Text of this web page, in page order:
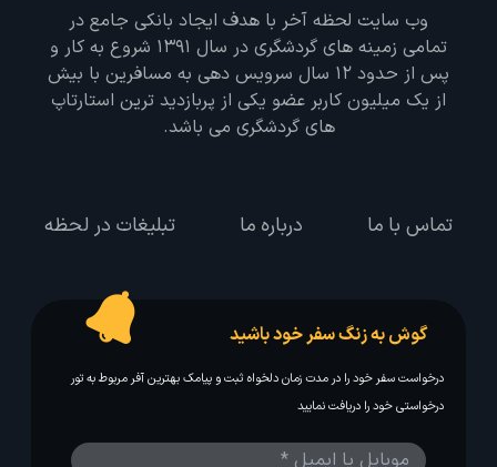
وب سایت لحظه آخر با هدف ایجاد بانکی جامع در
تمامی زمینه های گردشگری در سال 1391 شروع به کار و
پس از حدود 12 سال سرویس دهی به مسافرین با بیش
از یک میلیون کاربر عضو یکی از پربازدید ترین استارتاپ
های گردشگری می باشد.
تماس با ما درباره ما تبلیغات در لحظه
گوش به زنگ سفر خود باشید
درخواست سفر خود را در مدت زمان دلخواه ثبت و پیامک بهترین آفر مربوط به تور
درخواستی خود را دریافت نمایید